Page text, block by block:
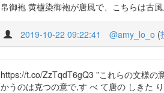
帛御袍 黄櫨染御袍が唐風で、こちらは古
2019-10-22 09:22:41 @amy_lo_o (
https://t.co/ZzTqdT6gQ3 ”これらの文様の
かうのは克つの意で,す べ て唐の しきた